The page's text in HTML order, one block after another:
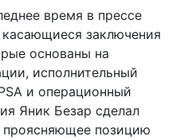
время в прессе
заключения
основаны на
исполнительный
и операционный
Яник Безар сделал
проясняющее позицию